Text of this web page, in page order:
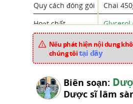
Quy cách đóng gói
Chai
Hoạt chất
Glycerol
Tá dược
Dược liệu
Xuất xứ
Việt
Nếu phát hiện nội dung
chúng tôitại đây
Biên soạn:
Dược sĩ lâm